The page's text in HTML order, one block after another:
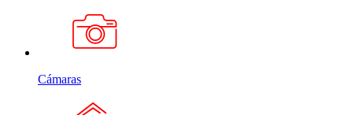
Cámaras